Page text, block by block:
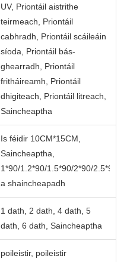
UV, Priontáil aistrithe
teirmeach, Priontáil
cabhradh, Priontáil scáileáin
síoda, Priontáil bás-
ghearradh, Priontáil
fritháireamh, Priontáil
dhigiteach, Priontáil litreach,
Saincheaptha
Is féidir 10CM*15CM,
Saincheaptha,
1*90/1.2*90/1.5*90/2*90/
a shaincheapadh
1 dath, 2 dath, 4 dath, 5
dath, 6 dath, Saincheaptha
poileistir, poileistir